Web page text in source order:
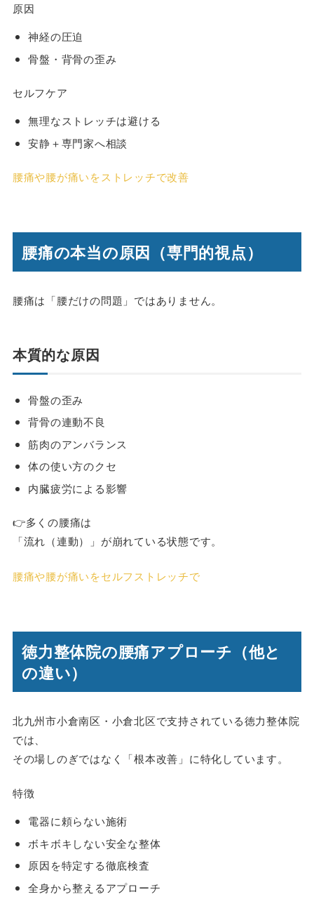
原因
神経の圧迫
骨盤・背骨の歪み
セルフケア
無理なストレッチは避ける
安静＋専門家へ相談
腰痛や腰が痛いをストレッチで改善
腰痛の本当の原因（専門的視点）
腰痛は「腰だけの問題」ではありません。
本質的な原因
骨盤の歪み
背骨の連動不良
筋肉のアンバランス
体の使い方のクセ
内臓疲労による影響
👉多くの腰痛は
「流れ（連動）」が崩れている状態です。
腰痛や腰が痛いをセルフストレッチで
徳力整体院の腰痛アプローチ（他と
の違い）
北九州市小倉南区・小倉北区で支持されている徳力整体院
では、
その場しのぎではなく「根本改善」に特化しています。
特徴
電器に頼らない施術
ボキボキしない安全な整体
原因を特定する徹底検査
全身から整えるアプローチ